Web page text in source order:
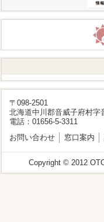
〒098-2501
北海道中川郡音威子府村字
電話：01656-5-3311
お問い合わせ
窓口案内
Copyright © 2012